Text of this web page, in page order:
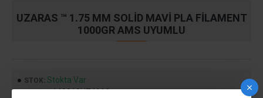
UZARAS ™ 1.75 MM SOLID MAVI PLA FILAMENT
1000GR AMS UYUMLU
STOK: Stokta Var
140818UZ4002